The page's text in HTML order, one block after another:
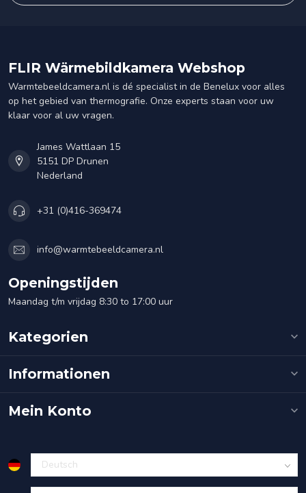
FLIR Wärmebildkamera Webshop
Warmtebeeldcamera.nl is dé specialist in de Benelux voor alles
op het gebied van thermografie. Onze experts staan voor uw
klaar voor al uw vragen.
James Wattlaan 15
5151 DP Drunen
Nederland
+31 (0)416-369474
info@warmtebeeldcamera.nl
Openingstijden
Maandag t/m vrijdag 8:30 to 17:00 uur
Kategorien
Informationen
Mein Konto